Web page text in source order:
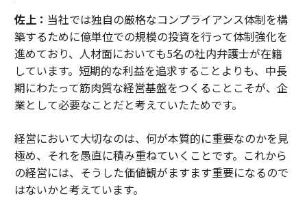
佐上： 当社では独自の厳格なコンプライアンス体制を構
築するために億単位での規模の投資を行って体制強化を
進めており、人材面においても5名の社内弁護士が在籍
しています。短期的な利益を追求することよりも、中長
期にわたって筋肉質な経営基盤をつくることこそが、企
業として必要なことだと考えていたためです。
経営において大切なのは、何が本質的に重要なのかを見
極め、それを愚直に積み重ねていくことです。これから
の経営には、そうした価値観がますます重要になるので
はないかと考えています。